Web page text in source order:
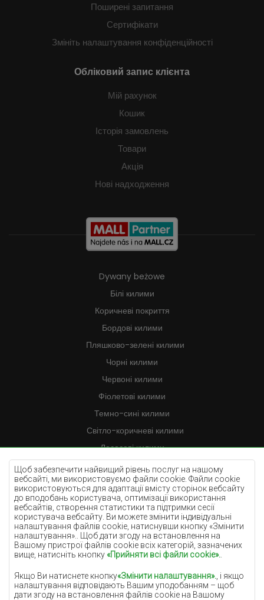
Щоб забезпечити найвищий рівень послуг на нашому
вебсайті, ми використовуємо файли cookie. Файли cookie
використовуються для адаптації вмісту сторінок вебсайту
до вподобань користувача, оптимізації використання
вебсайтів, створення статистики та підтримки сесії
користувача вебсайту. Ви можете змінити індивідуальні
налаштування файлів cookie, натиснувши кнопку «Змінити
налаштування».. Щоб дати згоду на встановлення на
Вашому пристрої файлів cookie всіх категорій, зазначених
вище, натисніть кнопку«Прийняти всі файли cookie».
Якщо Ви натиснете кнопку«Змінити налаштування». , і якщо
налаштування відповідають Вашим уподобанням – щоб
дати згоду на встановлення файлів cookie на Вашому
Поширені запитання
Сертифікати
Змініть налаштування конфіденційності
Обліковий запис клієнта
Мій рахунок
Кошик
Історія замовлень
Товари
Акція
Нові надходження
Dywany beżowe
Білі килими
Коричневі покриття
Бордові килими
Пляшково-зелені килими
Чорні килими
Червоні килими
Фіолетові килими
Темно-сині килими
Світло-коричневі килими
Лососеві килими
Кремові килими
Бузкові килими
Жовті килими
М'ятні килими
Блакитні килими
Помаранчеві килими
Сірі покриття